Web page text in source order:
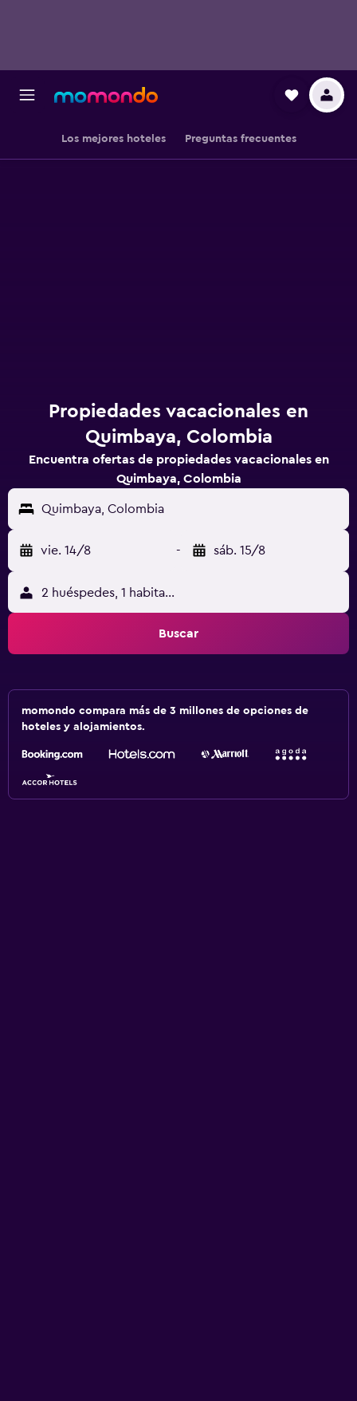
Los mejores hoteles Preguntas frecuentes
Propiedades vacacionales en
Quimbaya, Colombia
Encuentra ofertas de propiedades vacacionales en
Quimbaya, Colombia
Quimbaya, Colombia
vie. 14/8 - sáb. 15/8
2 huéspedes, 1 habitación
Buscar
momondo compara más de 3 millones de opciones de
hoteles y alojamientos.